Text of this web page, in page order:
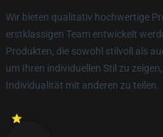
Wir bieten qualitativ hochwertige
erstklassigen Team entwickelt
Produkten, die sowohl stilvoll als
um Ihren individuellen Stil zu
Individualität mit anderen zu teilen.